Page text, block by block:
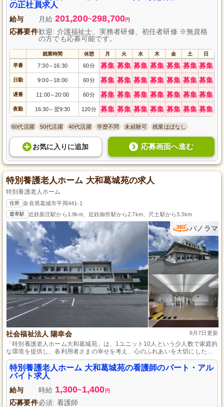
の正社員求人
給与 月給 201,200~298,700円
応募要件歓迎: 介護福祉士、実務者研修、初任者研修 ※無資格
の方でも応募可能です。
就業時間 休憩 月 火 水 木 金 土 日
早番 7:30～ 16:30 60分 募集 募集 募集 募集 募集 募集 募集
日勤 9:00～ 18:00 60分 募集 募集 募集 募集 募集 募集 募集
遅番 11:00～20:00 60分 募集 募集 募集 募集 募集 募集 募集
夜勤 16:30～ 翌9:30 120分 募集 募集 募集 募集 募集 募集 募集
60代活躍 50代活躍 40代活躍 学歴不問 未経験可 残業ほぼなし
お気に入り に追加 応募画面へ進む
特別養護老人ホーム 大和葛城苑の求人
特別養護老人ホーム
住所 奈良県葛城市平岡441-1
最寄駅 近鉄新庄駅から1.9km、近鉄御所駅から2.7km、尺土駅から3.3km
パノラマ
社会福祉法人 陽幸会 8月7日更新
「特別養護老人ホーム大和葛城苑」は、1ユニット10人という少人数で家庭的
な環境を提供し、各利用者さまの幸せを考え、心のふれあいを大切にしたサ
ービスを提供することで、地域社会の中で生き生きとした生活を維持しま
す。
特別養護老人ホーム 大和葛城苑の看護師のパート・アル
バイト求人
給与 時給 1,300~1,400 円
応募要件必須: 看護師